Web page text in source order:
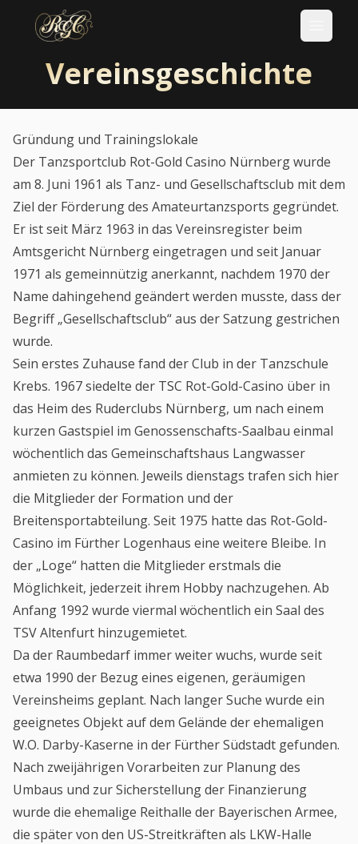
Vereinsgeschichte
Gründung und Trainingslokale
Der Tanzsportclub Rot-Gold Casino Nürnberg wurde
am 8. Juni 1961 als Tanz- und Gesellschaftsclub mit dem
Ziel der Förderung des Amateurtanzsports gegründet.
Er ist seit März 1963 in das Vereinsregister beim
Amtsgericht Nürnberg eingetragen und seit Januar
1971 als gemeinnützig anerkannt, nachdem 1970 der
Name dahingehend geändert werden musste, dass der
Begriff „Gesellschaftsclub“ aus der Satzung gestrichen
wurde.
Sein erstes Zuhause fand der Club in der Tanzschule
Krebs. 1967 siedelte der TSC Rot-Gold-Casino über in
das Heim des Ruderclubs Nürnberg, um nach einem
kurzen Gastspiel im Genossenschafts-Saalbau einmal
wöchentlich das Gemeinschaftshaus Langwasser
anmieten zu können. Jeweils dienstags trafen sich hier
die Mitglieder der Formation und der
Breitensportabteilung. Seit 1975 hatte das Rot-Gold-
Casino im Fürther Logenhaus eine weitere Bleibe. In
der „Loge“ hatten die Mitglieder erstmals die
Möglichkeit, jederzeit ihrem Hobby nachzugehen. Ab
Anfang 1992 wurde viermal wöchentlich ein Saal des
TSV Altenfurt hinzugemietet.
Da der Raumbedarf immer weiter wuchs, wurde seit
etwa 1990 der Bezug eines eigenen, geräumigen
Vereinsheims geplant. Nach langer Suche wurde ein
geeignetes Objekt auf dem Gelände der ehemaligen
W.O. Darby-Kaserne in der Fürther Südstadt gefunden.
Nach zweijährigen Vorarbeiten zur Planung des
Umbaus und zur Sicherstellung der Finanzierung
wurde die ehemalige Reithalle der Bayerischen Armee,
die später von den US-Streitkräften als LKW-Halle